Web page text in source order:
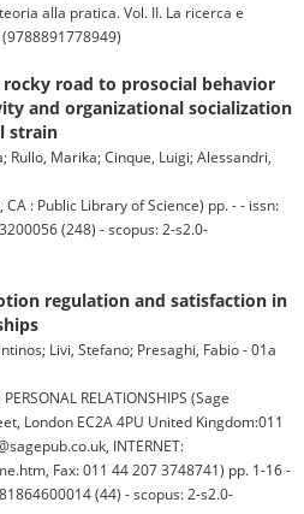
alla pratica. Vol. II. La ricerca e
rocky road to prosocial behavior
and organizational socialization
strain
Rullo, Marika; Cinque, Luigi; Alessandri,
CA : Public Library of Science) pp. - - issn:
(248) - scopus: 2-s2.0-
regulation and satisfaction in
Livi, Stefano; Presaghi, Fabio - 01a
RELATIONSHIPS (Sage
London EC2A 4PU United Kingdom:011
INTERNET:
Fax: 011 44 207 3748741) pp. 1-16 -
(44) - scopus: 2-s2.0-